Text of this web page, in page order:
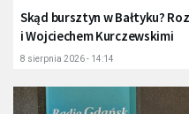
Skąd bursztyn w Bałtyku?
i Wojciechem Kurczewskimi
8 sierpnia 2026 - 14:14